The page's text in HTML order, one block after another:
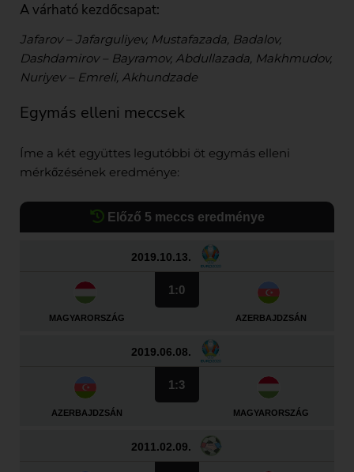
A várható kezdőcsapat:
Jafarov – Jafarguliyev, Mustafazada, Badalov,
Dashdamirov – Bayramov, Abdullazada, Makhmudov,
Nuriyev – Emreli, Akhundzade
Egymás elleni meccsek
Íme a két együttes legutóbbi öt egymás elleni
mérkőzésének eredménye:
Előző 5 meccs eredménye
2019.10.13.
MAGYARORSZÁG
1:0
AZERBAJDZSÁN
2019.06.08.
AZERBAJDZSÁN
1:3
MAGYARORSZÁG
2011.02.09.